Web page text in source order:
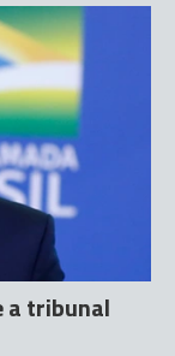
a tribunal